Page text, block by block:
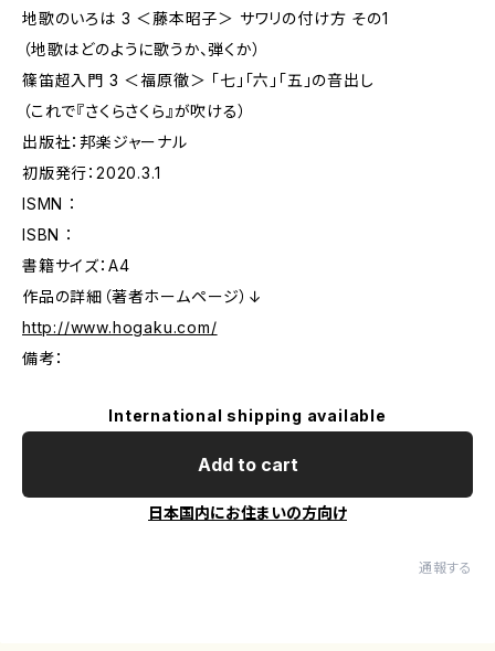
地歌のいろは 3 ＜藤本昭子＞ サワリの付け方 その1
（地歌はどのように歌うか、弾くか）
篠笛超入門 3 ＜福原徹＞ 「七」「六」「五」の音出し
（これで『さくらさくら』が吹ける）
出版社：邦楽ジャーナル
初版発行：2020.3.1
ISMN ：
ISBN ：
書籍サイズ：A4
作品の詳細（著者ホームページ）↓
http://www.hogaku.com/
備考：
International shipping available
Add to cart
日本国内にお住まいの方向け
通報する